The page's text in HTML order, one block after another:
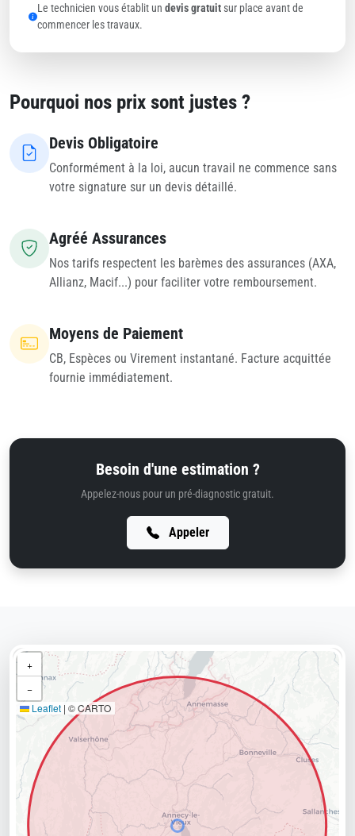
Le technicien vous établit un devis gratuitsur place avant de
commencer les travaux.
Pourquoi nos prix sont justes ?
Devis Obligatoire
Conformément à la loi, aucun travail ne commence sans
votre signature sur un devis détaillé.
Agréé Assurances
Nos tarifs respectent les barèmes des assurances (AXA,
Allianz, Macif...) pour faciliter votre remboursement.
Moyens de Paiement
CB, Espèces ou Virement instantané. Facture acquittée
fournie immédiatement.
Besoin d'une estimation ?
Appelez-nous pour un pré-diagnostic gratuit.
Appeler
+
−
Leaflet | © CARTO